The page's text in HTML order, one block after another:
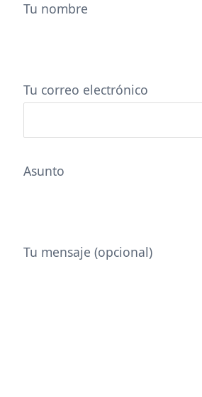
Tu nombre
Tu correo electrónico
Asunto
Tu mensaje (opcional)